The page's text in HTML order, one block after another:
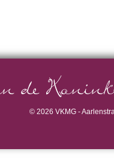
© 2026 VKMG -